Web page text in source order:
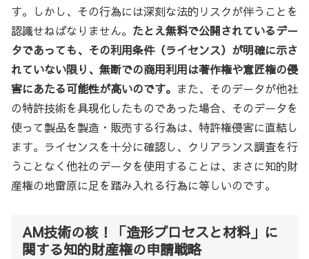
す。しかし、その行為には深刻な法的リスクが伴うことを
認識せねばなりません。 たとえ無料で公開されているデー
タであっても、その利用条件（ライセンス）が明確に示さ
れていない限り、無断での商用利用は著作権や意匠権の侵
害にあたる可能性が高いのです。 また、そのデータが他社
の特許技術を具現化したものであった場合、そのデータを
使って製品を製造・販売する行為は、特許権侵害に直結し
ます。ライセンスを十分に確認し、クリアランス調査を行
うことなく他社のデータを使用することは、まさに知的財
産権の地雷原に足を踏み入れる行為に等しいのです。
AM技術の核！「造形プロセスと材料」に
関する知的財産権の申請戦略